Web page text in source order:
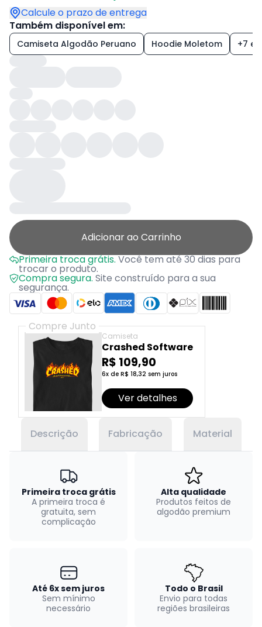
Calcule o prazo de entrega
Também disponível em:
Camiseta Algodão Peruano Hoodie Moletom +7
Adicionar ao Carrinho
Primeira troca grátis.Você tem até 30 dias para
trocar o produto.
Compra segura. Site construído para a sua
segurança.
Compre Junto
Camiseta
Crashed Software
R$ 109,90
6x de R$ 18,32 sem juros
Ver detalhes
Descrição Fabricação Material
Primeira troca grátis
A primeira troca é
gratuita, sem
complicação
Alta qualidade
Produtos feitos de
algodão premium
Até 6x sem juros
Sem mínimo
necessário
Todo o Brasil
Envio para todas
regiões brasileiras